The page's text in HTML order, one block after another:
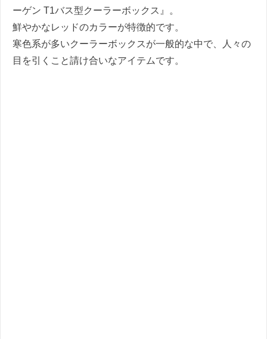
ーゲン T1バス型クーラーボックス』。
鮮やかなレッドのカラーが特徴的です。
寒色系が多いクーラーボックスが一般的な中で、人々の
目を引くこと請け合いなアイテムです。